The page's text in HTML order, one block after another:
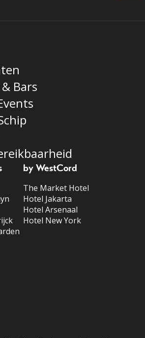
Bars
by WestCord
The Market Hotel
Hotel Jakarta
Hotel Arsenaal
Hotel New York